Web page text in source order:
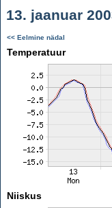
13. jaanuar
<< Eelmine nädal
Temperatuur
Niiskus